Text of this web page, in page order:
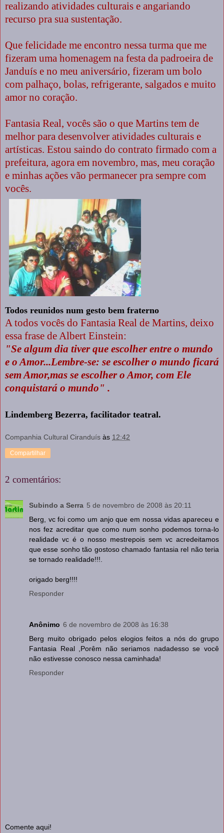
realizando atividades culturais e angariando
recurso pra sua sustentação.
Que felicidade me encontro nessa turma que me
fizeram uma homenagem na festa da padroeira de
Janduís e no meu aniversário, fizeram um bolo
com palhaço, bolas, refrigerante, salgados e muito
amor no coração.
Fantasia Real, vocês são o que Martins tem de
melhor para desenvolver atividades culturais e
artísticas. Estou saindo do contrato firmado com a
prefeitura, agora em novembro, mas, meu coração
e minhas ações vão permanecer pra sempre com
vocês.
Todos reunidos num gesto bem fraterno
A todos vocês do Fantasia Real de Martins, deixo
essa frase de Albert Einstein:
"Se algum dia tiver que escolher entre o mundo
e o Amor...Lembre-se: se escolher o mundo ficará
sem Amor,mas se escolher o Amor, com Ele
conquistará o mundo" .
Lindemberg Bezerra, facilitador teatral.
Companhia Cultural Ciranduís às 12:42
Compartilhar
2 comentários:
Subindo a Serra 5 de novembro de 2008 às 20:11
Berg, vc foi como um anjo que em nossa vidas apareceu e
nos fez acreditar que como num sonho podemos torna-lo
realidade vc é o nosso mestrepois sem vc acredeitamos
que esse sonho tão gostoso chamado fantasia rel não teria
se tornado realidade!!!.
origado berg!!!!
Responder
Anônimo 6 de novembro de 2008 às 16:38
Berg muito obrigado pelos elogios feitos a nós do grupo
Fantasia Real ,Porêm não seriamos nadadesso se você
não estivesse conosco nessa caminhada!
Responder
Comente aqui!